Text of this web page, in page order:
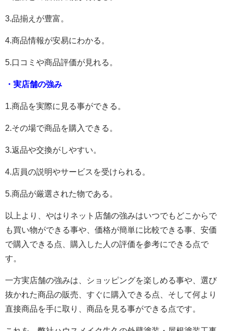
3.品揃えが豊富。
4.商品情報が安易にわかる。
5.口コミや商品評価が見れる。
・実店舗の強み
1.商品を実際に見る事ができる。
2.その場で商品を購入できる。
3.返品や交換がしやすい。
4.店員の説明やサービスを受けられる。
5.商品が厳選された物である。
以上より、やはりネット店舗の強みはいつでもどこからで
も買い物ができる事や、価格が簡単に比較できる事、安価
で購入できる点、購入した人の評価を参考にできる点で
す。
一方実店舗の強みは、ショッピングを楽しめる事や、選び
抜かれた商品の販売、すぐに購入できる点、そして何より
直接商品を手に取り、商品を見る事ができる点です。